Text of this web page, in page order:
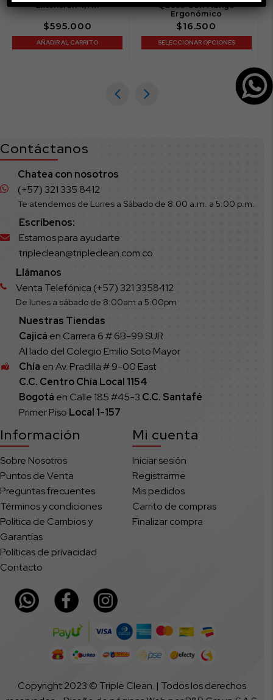
Extensión 4,1 m
$595.000
AÑADIR AL CARRITO
Queso Con Mango
Ergonómico
$16.500
SELECCIONAR OPCIONES
Contáctanos
Chatea con nosotros
(+57) 321 335 8412
Te atendemos de Lunes a Sábado de 8:00 a.m. a 5:00 p.m.
Escríbenos:
Estamos para ayudarte
tripleclean@tripleclean.com.co
Llámanos
Venta Telefónica (+57) 321 3358412
De lunes a sábado de 8:00am a 5:00pm
Nuestras Tiendas
Cajicá en Carrera 6 # 6B-99 SUR
Al lado del Colegio Emilio Soto Mayor
Chía en Av. Pradilla # 9-00 East
C.C. Centro Chía Local 1154
Bogotá en Calle 185 #45-3 C.C. Santafé
Primer Piso Local 1-157
Información
Sobre Nosotros
Puntos de Venta
Preguntas frecuentes
Términos y condiciones
Política de Cambios y
Garantías
Políticas de privacidad
Contacto
Mi cuenta
Iniciar sesión
Registrarme
Mis pedidos
Carrito de compras
Finalizar compra
Copyright 2023 © Triple Clean. | Todos los derechos